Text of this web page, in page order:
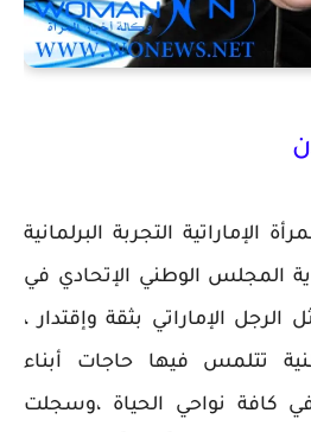
الإماراتية التجربة البرلمانية
المجلس الوطني الإتحادي في
الجديدة 2011 مثل الرجل الإماراتي بثقة وإقتدار ،
تتلمس فيها حاجات أبناء
كافة نواحي الحياة ،وسجلت